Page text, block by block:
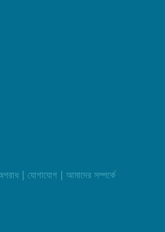
যোগাযোগ আমাদের সম্পর্কে